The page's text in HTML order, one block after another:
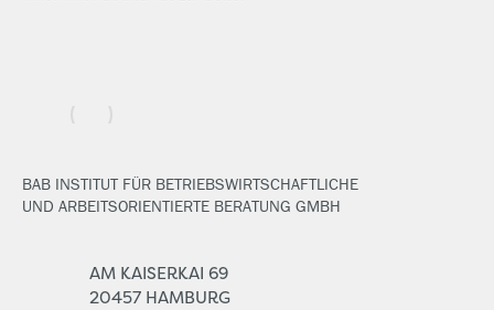
BAB INSTITUT FÜR BETRIEBSWIRTSCHAFTLICHE
UND ARBEITSORIENTIERTE BERATUNG GMBH
AM KAISERKAI 69
20457 HAMBURG